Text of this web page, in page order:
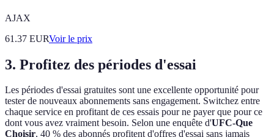
AJAX
61.37 EURVoir le prix
3. Profitez des périodes d'essai
Les périodes d'essai gratuites sont une excellente opportunité pour
tester de nouveaux abonnements sans engagement. Switchez entre
chaque service en profitant de ces essais pour ne payer que pour ce
dont vous avez vraiment besoin. Selon une enquête d'UFC-Que
Choisir, 40 % des abonnés profitent d'offres d'essai sans jamais